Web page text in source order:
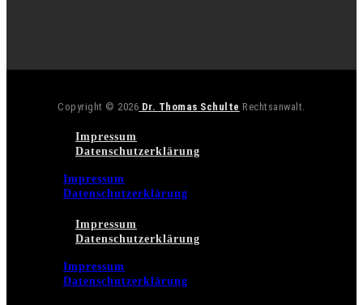
Copyright © 2026 Dr. Thomas Schulte Rechtsanwalt.
Impressum
Datenschutzerklärung
Impressum
Datenschutzerklärung
Impressum
Datenschutzerklärung
Impressum
Datenschutzerklärung